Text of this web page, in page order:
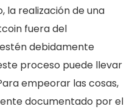
la realización de una
fuera del
debidamente
proceso puede llevar
empeorar las cosas,
documentado por el